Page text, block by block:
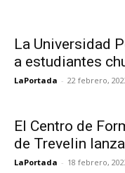
La Universidad
a estudiantes
LaPortada - 22 febrero,
El Centro de
de Trevelin
LaPortada - 18 febrero,